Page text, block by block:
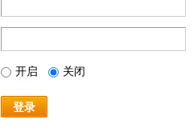
开启 关闭
登录